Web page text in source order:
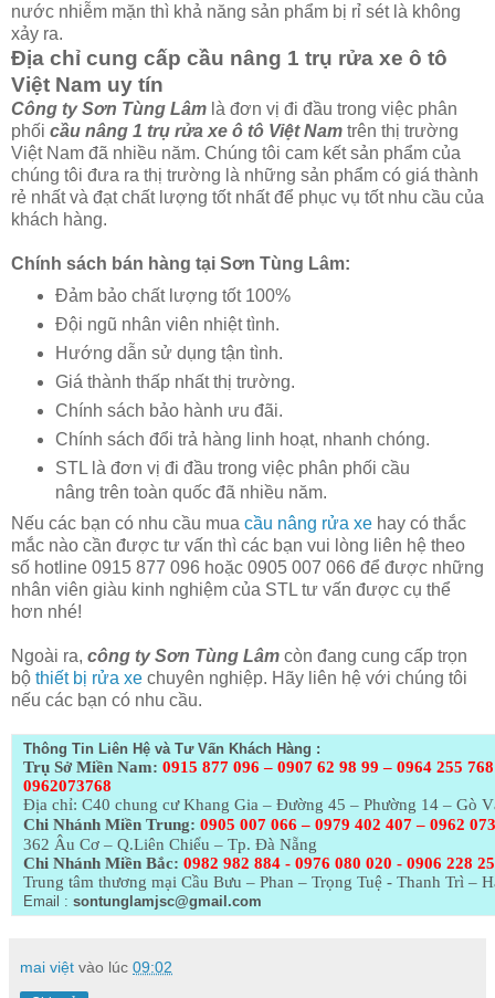
nước nhiễm mặn thì khả năng sản phẩm bị rỉ sét là không
xảy ra.
Địa chỉ cung cấp cầu nâng 1 trụ rửa xe ô tô
Việt Nam uy tín
Công ty Sơn Tùng Lâm là đơn vị đi đầu trong việc phân
phối cầu nâng 1 trụ rửa xe ô tô Việt Nam trên thị trường
Việt Nam đã nhiều năm. Chúng tôi cam kết sản phẩm của
chúng tôi đưa ra thị trường là những sản phẩm có giá thành
rẻ nhất và đạt chất lượng tốt nhất để phục vụ tốt nhu cầu của
khách hàng.
Chính sách bán hàng tại Sơn Tùng Lâm:
Đảm bảo chất lượng tốt 100%
Đội ngũ nhân viên nhiệt tình.
Hướng dẫn sử dụng tận tình.
Giá thành thấp nhất thị trường.
Chính sách bảo hành ưu đãi.
Chính sách đổi trả hàng linh hoạt, nhanh chóng.
STL là đơn vị đi đầu trong việc phân phối cầu
nâng trên toàn quốc đã nhiều năm.
Nếu các bạn có nhu cầu mua cầu nâng rửa xe hay có thắc
mắc nào cần được tư vấn thì các bạn vui lòng liên hệ theo
số hotline 0915 877 096 hoặc 0905 007 066 để được những
nhân viên giàu kinh nghiệm của STL tư vấn được cụ thể
hơn nhé!
Ngoài ra, công ty Sơn Tùng Lâm còn đang cung cấp trọn
bộ thiết bị rửa xe chuyên nghiệp. Hãy liên hệ với chúng tôi
nếu các bạn có nhu cầu.
Thông Tin Liên Hệ và Tư Vấn Khách Hàng :
Trụ Sở Miền Nam: 0915 877 096 – 0907 62 98 99 – 0964 255
0962073768
Địa chỉ: C40 chung cư Khang Gia – Đường 45 – Phường 14 – Gò
Chi Nhánh Miền Trung: 0905 007 066 – 0979 402 407 – 0962 073
362 Âu Cơ – Q.Liên Chiểu – Tp. Đà Nẵng
Chi Nhánh Miền Bắc: 0982 982 884 - 0976 080 020 - 0906 228
Trung tâm thương mại Cầu Bưu – Phan – Trọng Tuệ - Thanh Trì –
Email : sontunglamjsc@gmail.com
mai việt vào lúc 09:02